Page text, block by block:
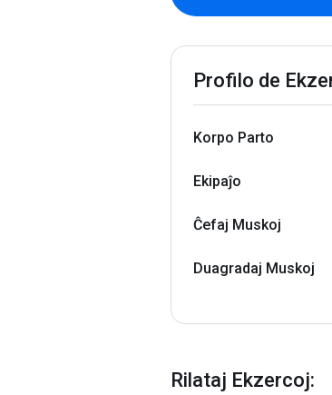
Profilo de
Korpo Parto
Ekipaĵo
Ĉefaj Muskoj
Duagradaj Muskoj
Rilataj Ekzercoj: